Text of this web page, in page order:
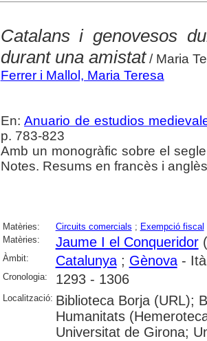
Catalans i genovesos
durant una amistat/ Maria
Ferrer i Mallol, Maria Teresa
En:Anuario de estudios
p. 783-823
Amb un monogràfic sobre el
Notes. Resums en francès i
Matèries: Circuits comercials ; Exempció fiscal
Matèries:
Jaume I el Conqueridor
Àmbit: Catalunya; Gènova-
Cronologia: 1293 - 1306
Localització: Biblioteca Borja (URL);
Humanitats
Universitat de Girona;